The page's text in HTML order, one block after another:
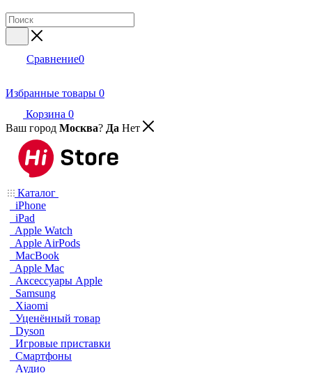
Сравнение0
Избранные товары 0
Корзина 0
Ваш город Москва? Да Нет
Каталог
iPhone
iPad
Apple Watch
Apple AirPods
MacBook
Apple Mac
Аксессуары Apple
Samsung
Xiaomi
Уценённый товар
Dyson
Игровые приставки
Смартфоны
Аудио